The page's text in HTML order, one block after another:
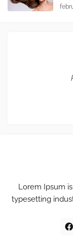
Lorem Ipsum
typesetting